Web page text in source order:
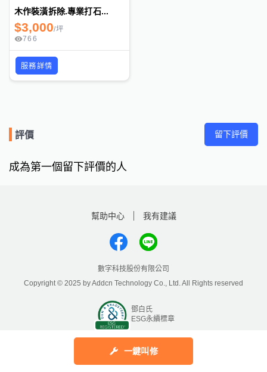
一鍵叫修
木作裝潢拆除.專業打石...
$3,000/坪
766
服務詳情
評價 留下評價
成為第一個留下評價的人
幫助中心 我有建議
數字科技股份有限公司
Copyright © 2025 by Addcn Technology Co., Ltd. All Rights reserved
鄧白氏
ESG永續標章